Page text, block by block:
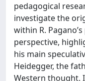
pedagogical
investigate the
within R.
perspective,
his main
Heidegger, the
Western thought.